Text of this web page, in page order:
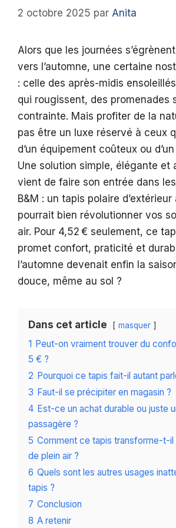
2 octobre 2025 par Anita
Alors que les journées
vers l’automne, une certaine
: celle des après-midis
qui rougissent, des promenades
contrainte. Mais profiter de la
pas être un luxe réservé à ceux
d’un équipement coûteux ou
Une solution simple, élégante et
vient de faire son entrée dans
B&M : un tapis polaire
pourrait bien révolutionner vos
air. Pour 4,52 € seulement, ce
promet confort, praticité et
l’automne devenait enfin la
douce, même au sol ?
Dans cet article masquer
1 Peut-on vraiment trouver du
5 € ?
2 Pourquoi ce tapis fait-il autant
3 Faut-il se précipiter en magasin ?
4 Est-ce un achat durable ou juste
passagère ?
5 Comment ce tapis transforme-t-il
de plein air ?
6 Quels sont les autres usages
tapis ?
7 Conclusion
8 A retenir